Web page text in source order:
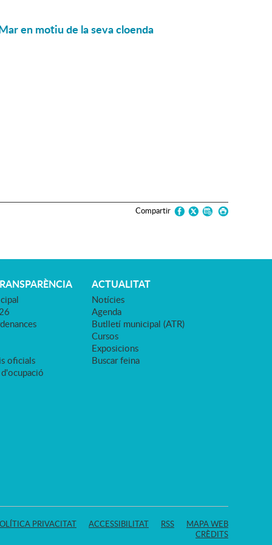
en motiu de la seva cloenda
Compartir
oficials
ACTUALITAT
Notícies
Agenda
Butlletí municipal (ATR)
Cursos
Exposicions
Buscar feina
PRIVACITAT ACCESSIBILITAT RSS
MAPA WEB
CRÈDITS